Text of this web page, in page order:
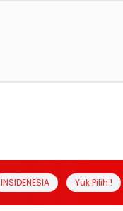
INSIDENESIA Yuk Pilih !